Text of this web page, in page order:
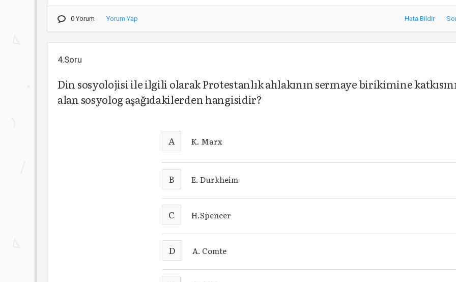
0 Yorum Yorum Yap Hata Bildir
4.Soru
Din sosyolojisi ile ilgili olarak Protestanlık ahlakının sermaye birikimine
alan sosyolog aşağıdakilerden hangisidir?
A K. Marx
B E. Durkheim
C H.Spencer
D A. Comte